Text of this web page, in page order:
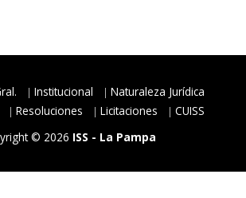
Institucional
Naturaleza Jurídica
Resoluciones Licitaciones
CUISS
© 2026 ISS - La Pampa